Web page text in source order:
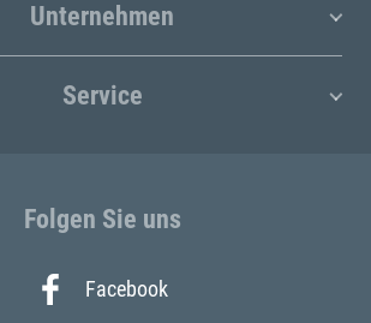
Unternehmen
Service
Folgen Sie uns
Facebook